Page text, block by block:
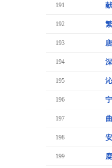
191
192
193
194
195
196
197
198
199